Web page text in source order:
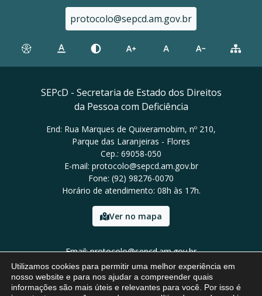
protocolo@sepcd.am.gov.br
SEPcD - Secretaria de Estado dos Direitos
da Pessoa com Deficiência
End: Rua Marques de Quixeramobim, nº 210,
Parque das Laranjeiras - Flores
Cep.: 69058-050
E-mail: protocolo@sepcd.am.gov.br
Fone: (92) 98276-0070
Horário de atendimento: 08h às 17h.
Ver no mapa
Email: protocolo@sepcd.am.gov.br
Tel: (92) 98276-0070
Utilizamos cookies para permitir uma melhor experiência em
nosso website e para nos ajudar a compreender quais
informações são mais úteis e relevantes para você. Por isso é